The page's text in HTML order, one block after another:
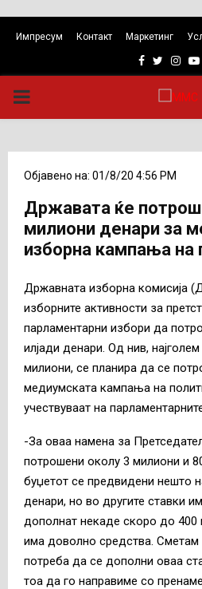
Импресум Контакт Маркетинг
Facebook
Twitter
PRIMARY
Објавено на: 01/8/20 4:56 PM
Државата ќе
милиони денари за
изборна кампања на
Државната изборна комисија
изборните активности за
парламентарни избори да
илјади денари. Од нив,
милиони, се планира да се
медиумската кампања на
учествуваат на
-За оваа намена за
потрошени околу 3 милиони и
буџетот се предвидени нешто
денари, но во другите ставки
дополнат некаде скоро до 400
има доволно средства.
потреба да се дополни оваа
тоа да го направиме со